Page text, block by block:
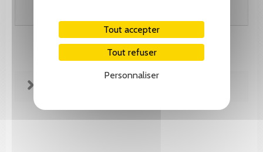
Tout accepter
Tout refuser
Personnaliser